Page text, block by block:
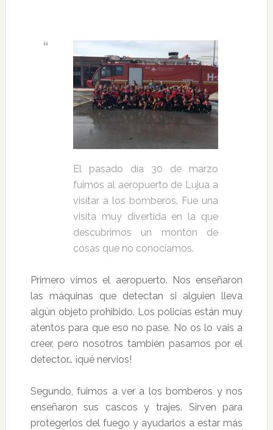
El pasado día 30 de marzo
fuimos al aeropuerto de Lujua a
visitar a los bomberos. Fue una
visita muy divertida en la que
descubrimos un montón de
cosas que no conocíamos.
Primero vimos el aeropuerto. Nos enseñaron
las máquinas que detectan si alguien lleva
algún objeto prohibido. Los policías están muy
atentos para que eso no pase. No os lo vais a
creer, pero nosotros también pasamos por el
detector… ¡qué nervios!
Segundo, fuimos a ver a los bomberos y nos
enseñaron sus cascos y trajes. Sirven para
protegerlos del fuego y ayudarlos a estar más